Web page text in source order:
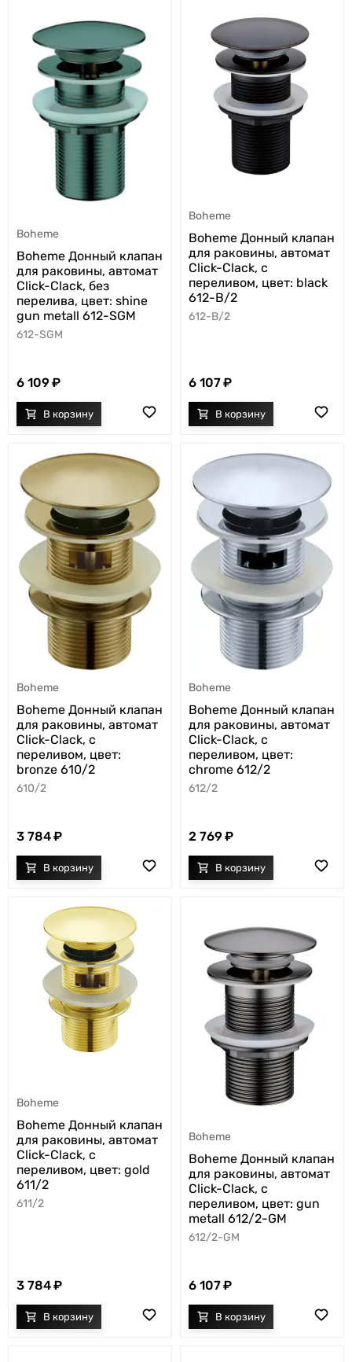
Boheme
Boheme Донный клапан
для раковины, автомат
Click-Clack, без
перелива, цвет: shine
gun metall 612-SGM
612-SGM
6 109
Boheme
Boheme Донный клапан
для раковины, автомат
Click-Clack, с
переливом, цвет: black
612-B/2
612-B/2
6 107
Boheme
Boheme Донный клапан
для раковины, автомат
Click-Clack, с
переливом, цвет:
bronze 610/2
610/2
3 784
Boheme
Boheme Донный клапан
для раковины, автомат
Click-Clack, с
переливом, цвет:
chrome 612/2
612/2
2 769
Boheme
Boheme Донный клапан
для раковины, автомат
Click-Clack, с
переливом, цвет: gold
611/2
611/2
3 784
Boheme
Boheme Донный клапан
для раковины, автомат
Click-Clack, с
переливом, цвет: gun
metall 612/2-GM
612/2-GM
6 107